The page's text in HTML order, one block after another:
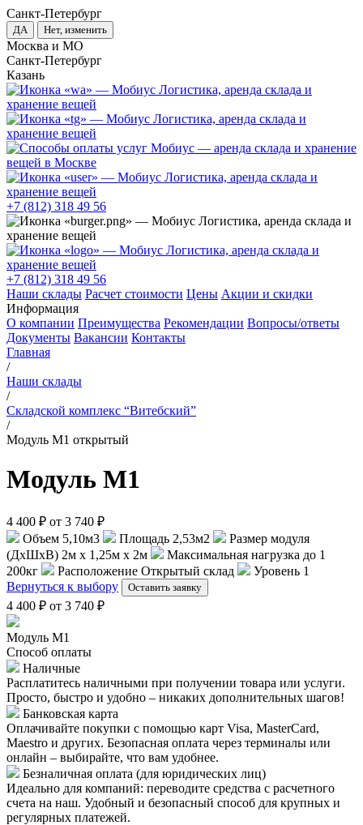
Санкт-Петербург
ДА Нет, изменить
Москва и МО
Санкт-Петербург
Казань
+7 (812) 318 49 56
+7 (812) 318 49 56
Наши склады Расчет стоимости Цены Акции и скидки
Информация
О компании Преимущества Рекомендации Вопросы/ответы
Документы Вакансии Контакты
Главная
/
Наши склады
/
Складской комплекс “Витебский”
/
Модуль М1 открытый
Модуль М1
4 400 ₽ от 3 740 ₽
Объем 5,10м3 Площадь 2,53м2
Размер модуля
(ДхШхВ) 2м х 1,25м х 2м Максимальная нагрузка до 1
200кг
Расположение Открытый склад Уровень 1
Вернуться к выбору
Оставить заявку
4 400 ₽ от 3 740 ₽
Модуль М1
Способ оплаты
Наличные
Расплатитесь наличными при получении товара или услуги.
Просто, быстро и удобно – никаких дополнительных шагов!
Банковская карта
Оплачивайте покупки с помощью карт Visa, MasterCard,
Maestro и других. Безопасная оплата через терминалы или
онлайн – выбирайте, что вам удобнее.
Безналичная оплата (для юридических лиц)
Идеально для компаний: переводите средства с расчетного
счета на наш. Удобный и безопасный способ для крупных и
регулярных платежей.